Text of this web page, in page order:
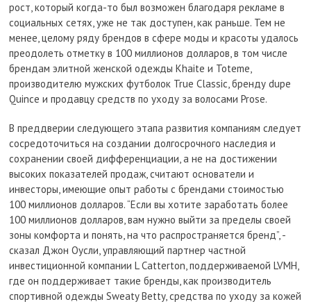
рост, который когда-то был возможен благодаря рекламе в
социальных сетях, уже не так доступен, как раньше. Тем не
менее, целому ряду брендов в сфере моды и красоты удалось
преодолеть отметку в 100 миллионов долларов, в том числе
брендам элитной женской одежды Khaite и Toteme,
производителю мужских футболок True Classic, бренду dupe
Quince и продавцу средств по уходу за волосами Prose.
В преддверии следующего этапа развития компаниям следует
сосредоточиться на создании долгосрочного наследия и
сохранении своей дифференциации, а не на достижении
высоких показателей продаж, считают основатели и
инвесторы, имеющие опыт работы с брендами стоимостью
100 миллионов долларов. “Если вы хотите заработать более
100 миллионов долларов, вам нужно выйти за пределы своей
зоны комфорта и понять, на что распространяется бренд”, -
сказал Джон Оусли, управляющий партнер частной
инвестиционной компании L Catterton, поддерживаемой LVMH,
где он поддерживает такие бренды, как производитель
спортивной одежды Sweaty Betty, средства по уходу за кожей